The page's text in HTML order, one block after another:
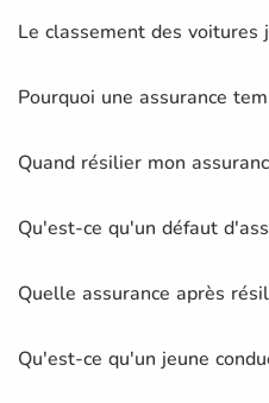
Le classement des voitures
Pourquoi une assurance
Quand résilier mon
Qu'est-ce qu'un défaut
Quelle assurance après
Qu'est-ce qu'un jeune